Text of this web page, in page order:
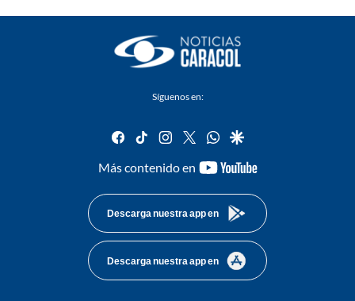
Síguenos en:
facebook
tiktok instagram
twitterwhatsapp
google
Más contenido en
youtube-
Descarga nuestra app en
Descarga nuestra app en